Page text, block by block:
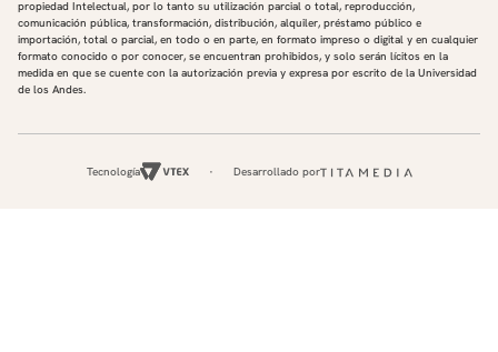
propiedad Intelectual, por lo tanto su utilización parcial o total, reproducción,
comunicación pública, transformación, distribución, alquiler, préstamo público e
importación, total o parcial, en todo o en parte, en formato impreso o digital y en cualquier
formato conocido o por conocer, se encuentran prohibidos, y solo serán lícitos en la
medida en que se cuente con la autorización previa y expresa por escrito de la Universidad
de los Andes.
Tecnología Desarrollado por